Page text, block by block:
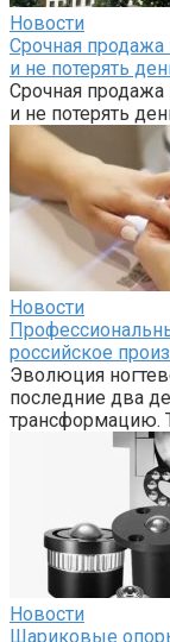
Новости
Срочная
и не потерять
Срочная
и не потерять
Новости
российское
Эволюция
последние два
трансформацию.
Новости
Шариковые